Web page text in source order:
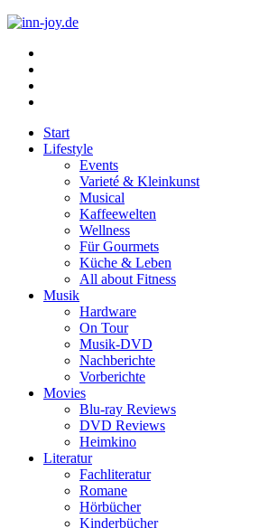
Start
Lifestyle
Events
Varieté & Kleinkunst
Musical
Kaffeewelten
Wellness
Für Gourmets
Küche & Leben
All about Fitness
Musik
Hardware
On Tour
Musik-DVD
Nachberichte
Vorberichte
Movies
Blu-ray Reviews
DVD Reviews
Heimkino
Literatur
Fachliteratur
Romane
Hörbücher
Kinderbücher